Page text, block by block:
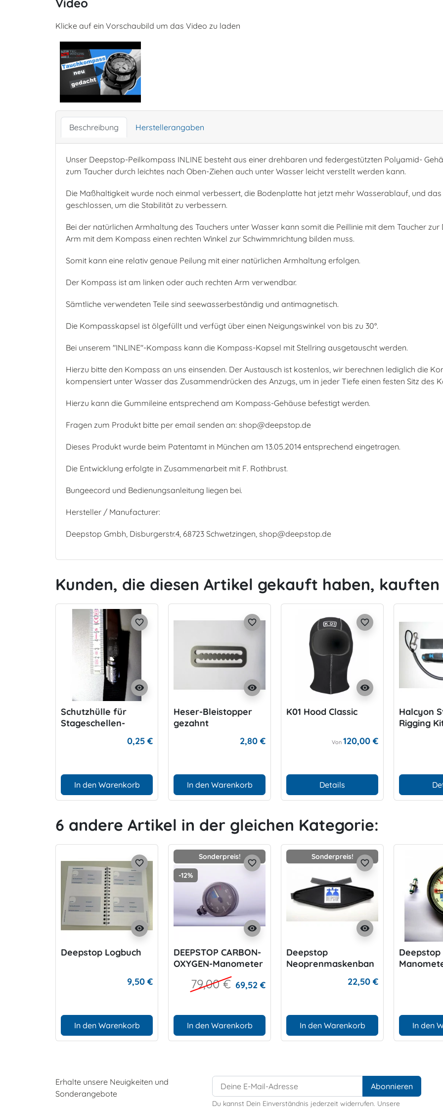
Video
Klicke auf ein Vorschaubild um das Video zu laden
Beschreibung Herstellerangaben
Unser Deepstop-Peilkompass INLINE besteht aus einer drehbaren und federgestützten Polyamid-
zum Taucher durch leichtes nach Oben-Ziehen auch unter Wasser leicht verstellt werden kann.
Die Maßhaltigkeit wurde noch einmal verbessert, die Bodenplatte hat jetzt mehr Wasserablauf, und
geschlossen, um die Stabilität zu verbessern.
Bei der natürlichen Armhaltung des Tauchers unter Wasser kann somit die Peillinie mit dem Taucher
Arm mit dem Kompass einen rechten Winkel zur Schwimmrichtung bilden muss.
Somit kann eine relativ genaue Peilung mit einer natürlichen Armhaltung erfolgen.
Der Kompass ist am linken oder auch rechten Arm verwendbar.
Sämtliche verwendeten Teile sind seewasserbeständig und antimagnetisch.
Die Kompasskapsel ist ölgefüllt und verfügt über einen Neigungswinkel von bis zu 30°.
Bei unserem "INLINE"-Kompass kann die Kompass-Kapsel mit Stellring ausgetauscht werden.
Hierzu bitte den Kompass an uns einsenden. Der Austausch ist kostenlos, wir berechnen lediglich die
kompensiert unter Wasser das Zusammendrücken des Anzugs, um in jeder Tiefe einen festen Sitz des
Hierzu kann die Gummileine entsprechend am Kompass-Gehäuse befestigt werden.
Fragen zum Produkt bitte per email senden an: shop@deepstop.de
Dieses Produkt wurde beim Patentamt in München am 13.05.2014 entsprechend eingetragen.
Die Entwicklung erfolgte in Zusammenarbeit mit F. Rothbrust.
Bungeecord und Bedienungsanleitung liegen bei.
Hersteller / Manufacturer:
Deepstop Gmbh, Disburgerstr.4, 68723 Schwetzingen, shop@deepstop.de
Kunden, die diesen Artikel gekauft haben, kauften
visibility
favorite_border
Schutzhülle für
Stageschellen-
0,25 €
In den Warenkorb
visibility
favorite_border
Heser-Bleistopper
gezahnt
2,80 €
In den Warenkorb
visibility
favorite_border
K01 Hood Classic
Von 120,00 €
Details
Halcyon
Rigging
6 andere Artikel in der gleichen Kategorie:
visibility
favorite_border
Deepstop Logbuch
9,50 €
In den Warenkorb
Sonderpreis!
-12%
visibility
favorite_border
DEEPSTOP CARBON-
OXYGEN-Manometer
79,00 € 69,52 €
In den Warenkorb
Sonderpreis!
visibility
favorite_border
Deepstop
Neoprenmaskenban
22,50 €
In den Warenkorb In den
Erhalte unsere Neuigkeiten und
Sonderangebote
Du kannst Dein Einverständnis jederzeit widerrufen. Unsere